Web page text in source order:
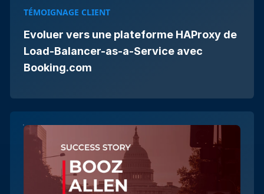
TÉMOIGNAGE CLIENT
Evoluer vers une plateforme HAProxy de
Load-Balancer-as-a-Service avec
Booking.com